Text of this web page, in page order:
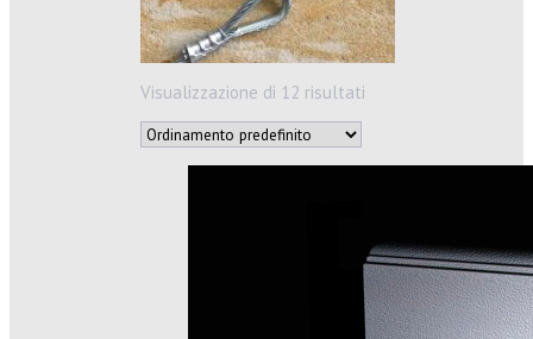
Visualizzazione di 12 risultati